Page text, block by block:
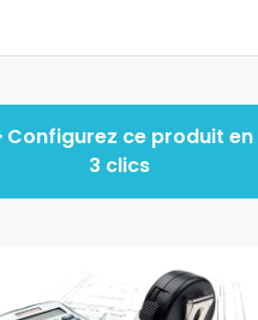
Configurez ce produit en
3 clics